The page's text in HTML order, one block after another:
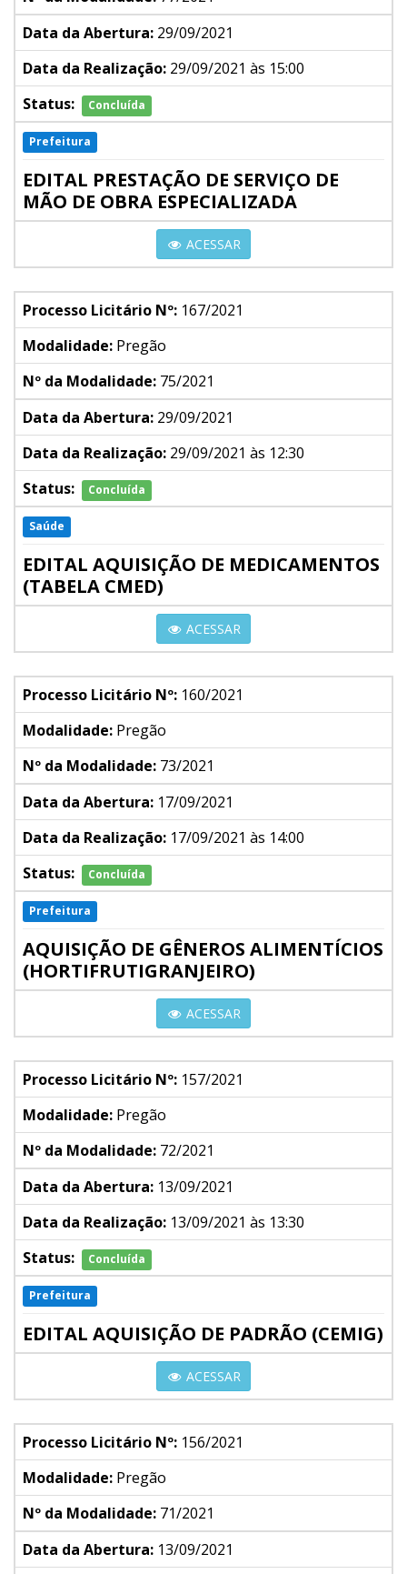
Data da Abertura: 29/09/2021
Data da Realização: 29/09/2021 às 15:00
Status:
Concluída
Prefeitura
EDITAL PRESTAÇÃO DE SERVIÇO DE
MÃO DE OBRA ESPECIALIZADA
ACESSAR
Processo Licitário Nº: 167/2021
Modalidade: Pregão
Nº da Modalidade: 75/2021
Data da Abertura: 29/09/2021
Data da Realização: 29/09/2021 às 12:30
Status:
Concluída
Saúde
EDITAL AQUISIÇÃO DE MEDICAMENTOS
(TABELA CMED)
ACESSAR
Processo Licitário Nº: 160/2021
Modalidade: Pregão
Nº da Modalidade: 73/2021
Data da Abertura: 17/09/2021
Data da Realização: 17/09/2021 às 14:00
Status:
Concluída
Prefeitura
AQUISIÇÃO DE GÊNEROS ALIMENTÍCIOS
(HORTIFRUTIGRANJEIRO)
ACESSAR
Processo Licitário Nº: 157/2021
Modalidade: Pregão
Nº da Modalidade: 72/2021
Data da Abertura: 13/09/2021
Data da Realização: 13/09/2021 às 13:30
Status:
Concluída
Prefeitura
EDITAL AQUISIÇÃO DE PADRÃO (CEMIG)
ACESSAR
Processo Licitário Nº: 156/2021
Modalidade: Pregão
Nº da Modalidade: 71/2021
Data da Abertura: 13/09/2021